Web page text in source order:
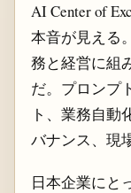
AI Center of
本音が見える
務と経営に組
だ。プロンプ
ト、業務自動
バナンス、現
日本企業にと